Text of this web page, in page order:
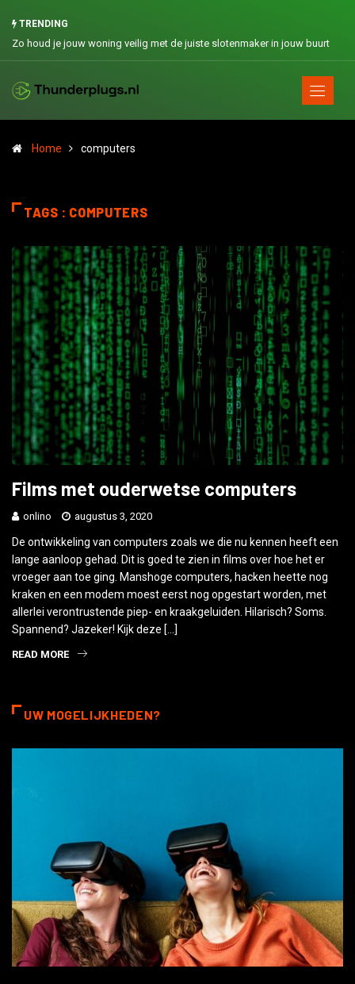
TRENDING
Zo houd je jouw woning veilig met de juiste slotenmaker in jouw buurt
Home computers
TAGS : COMPUTERS
Films met ouderwetse computers
onlino augustus 3, 2020
De ontwikkeling van computers zoals we die nu kennen heeft een
lange aanloop gehad. Dit is goed te zien in films over hoe het er
vroeger aan toe ging. Manshoge computers, hacken heette nog
kraken en een modem moest eerst nog opgestart worden, met
allerlei verontrustende piep- en kraakgeluiden. Hilarisch? Soms.
Spannend? Jazeker! Kijk deze […]
READ MORE
UW MOGELIJKHEDEN?